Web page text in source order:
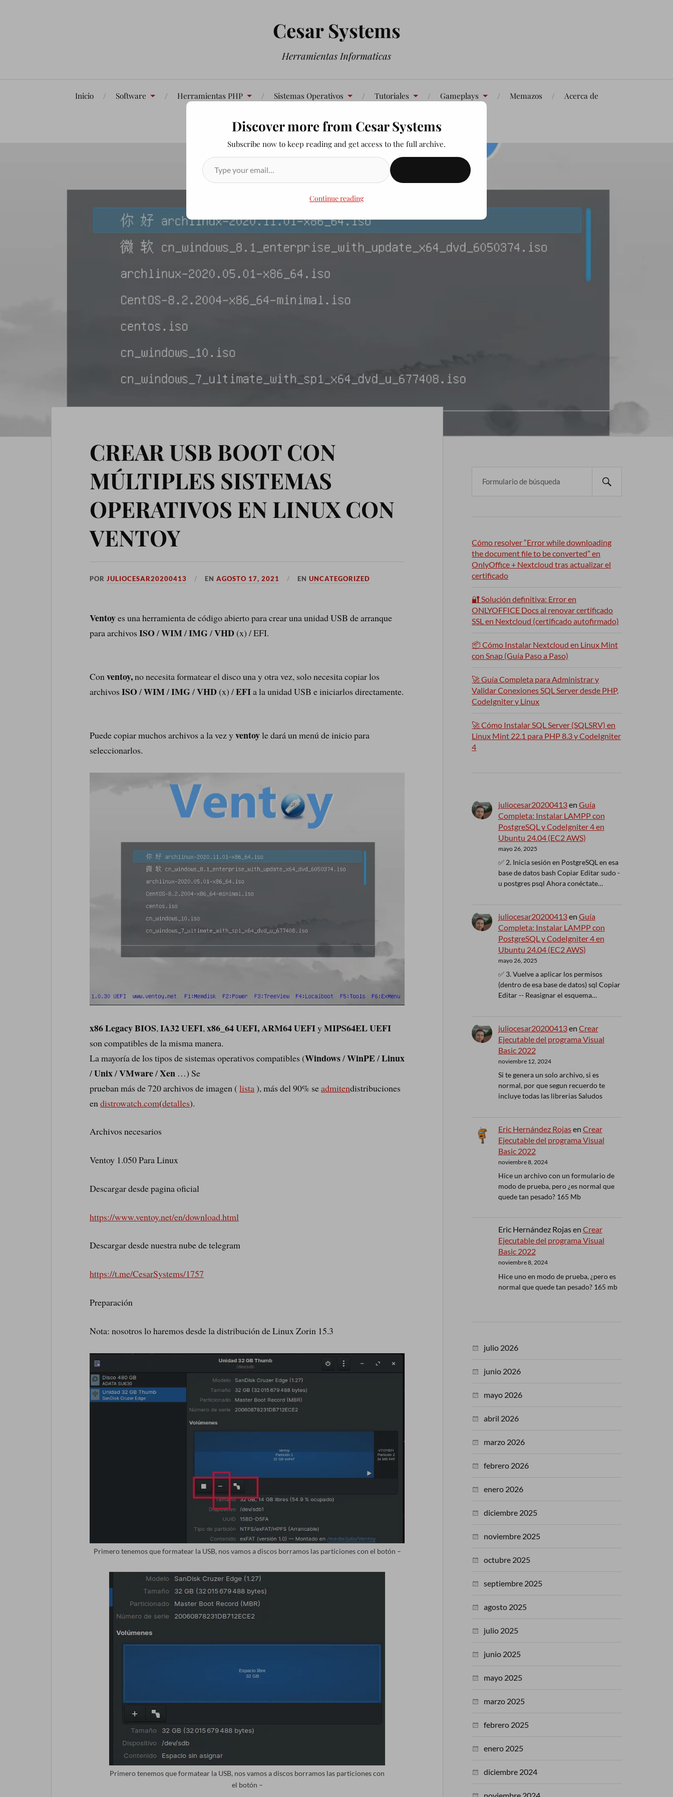
Cesar Systems
Herramientas Informaticas
Inicio Software Herramientas PHP Sistemas Operativos Tutoriales Gameplays Memazos Acerca de
Contáctenos
CREAR USB BOOT CON
MÚLTIPLES SISTEMAS
OPERATIVOS EN LINUX CON
VENTOY
PORJULIOCESAR20200413 ENAGOSTO 17, 2021 ENUNCATEGORIZED
Ventoyes una herramienta de código abierto para crear una unidad USB de arranque
para archivosISO/WIM/IMG/VHD (x) / EFI.
Conventoy,no necesita formatear el disco una y otra vez, solo necesita copiar los
archivosISO/WIM/IMG/VHD (x) /EFIa la unidad USB e iniciarlos directamente.
Puede copiar muchos archivos a la vez yventoyle dará un menú de inicio para
seleccionarlos.
x86 Legacy BIOS,IA32 UEFI,x86_64 UEFI,ARM64 UEFIyMIPS64EL UEFI
son compatibles de la misma manera.
La mayoría de los tipos de sistemas operativos compatibles (Windows/WinPE/Linux
/Unix/VMware/Xen …) Se
prueban más de 720 archivos de imagen (lista ), más del 90% seadmitendistribuciones
endistrowatch.com(detalles).
Archivos necesarios
Ventoy 1.050 Para Linux
Descargar desde pagina oficial
https://www.ventoy.net/en/download.html
Descargar desde nuestra nube de telegram
https://t.me/CesarSystems/1757
Preparación
Nota: nosotros lo haremos desde la distribución de Linux Zorin 15.3
Primero tenemos que formatear la USB, nos vamos a discos borramos las particiones con el botón –
Primero tenemos que formatear la USB, nos vamos a discos borramos las particiones con
el botón –
Cómo resolver “Error while downloading
the document file to be converted” en
OnlyOffice + Nextcloud tras actualizar el
certificado
🔐 Solución definitiva: Error en
ONLYOFFICE Docs al renovar certificado
SSL en Nextcloud (certificado autofirmado)
📦 Cómo Instalar Nextcloud en Linux Mint
con Snap (Guía Paso a Paso)
🚀 Guía Completa para Administrar y
Validar Conexiones SQL Server desde PHP,
CodeIgniter y Linux
🚀 Cómo Instalar SQL Server (SQLSRV) en
Linux Mint 22.1 para PHP 8.3 y CodeIgniter
4
juliocesar20200413en Guía
Completa: Instalar LAMPP con
PostgreSQL y CodeIgniter 4 en
Ubuntu 24.04 (EC2 AWS)
mayo 26, 2025
✅ 2. Inicia sesión en PostgreSQL en esa
base de datos bash Copiar Editar sudo -
u postgres psql Ahora conéctate…
juliocesar20200413en Guía
Completa: Instalar LAMPP con
PostgreSQL y CodeIgniter 4 en
Ubuntu 24.04 (EC2 AWS)
mayo 26, 2025
✅ 3. Vuelve a aplicar los permisos
(dentro de esa base de datos) sql Copiar
Editar -- Reasignar el esquema…
juliocesar20200413en Crear
Ejecutable del programa Visual
Basic 2022
noviembre 12, 2024
Si te genera un solo archivo, si es
normal, por que segun recuerdo te
incluye todas las librerias Saludos
Eric Hernández Rojasen Crear
Ejecutable del programa Visual
Basic 2022
noviembre 8, 2024
Hice un archivo con un formulario de
modo de prueba, pero ¿es normal que
quede tan pesado? 165 Mb
Eric Hernández Rojasen Crear
Ejecutable del programa Visual
Basic 2022
noviembre 8, 2024
Hice uno en modo de prueba, ¿pero es
normal que quede tan pesado? 165 mb
julio 2026
junio 2026
mayo 2026
abril 2026
marzo 2026
febrero 2026
enero 2026
diciembre 2025
noviembre 2025
octubre 2025
septiembre 2025
agosto 2025
julio 2025
junio 2025
mayo 2025
marzo 2025
febrero 2025
enero 2025
diciembre 2024
Discover more from Cesar Systems
Subscribe now to keep reading and get access to the full archive.
Continue reading